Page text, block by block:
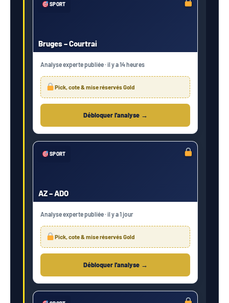
SPORT
Bruges – Courtrai
Analyse experte publiée · il y a 14 heures
Pick, cote & mise réservés Gold
Débloquer l'analyse →
SPORT
AZ – ADO
Analyse experte publiée · il y a 1 jour
Pick, cote & mise réservés Gold
Débloquer l'analyse →